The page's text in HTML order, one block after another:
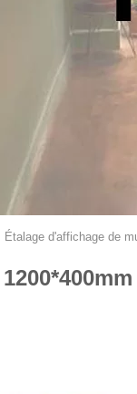
Étalage d'affichage de